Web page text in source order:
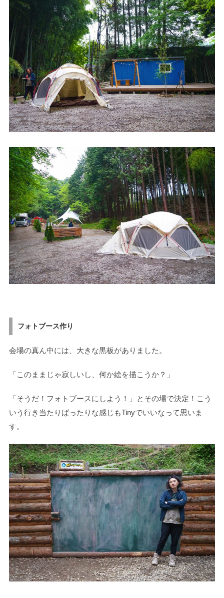
フォトブース作り
会場の真ん中には、大きな黒板がありました。
「このままじゃ寂しいし、何か絵を描こうか？」
「そうだ！フォトブースにしよう！」とその場で決定！こう
いう行き当たりばったりな感じもTinyでいいなって思いま
す。